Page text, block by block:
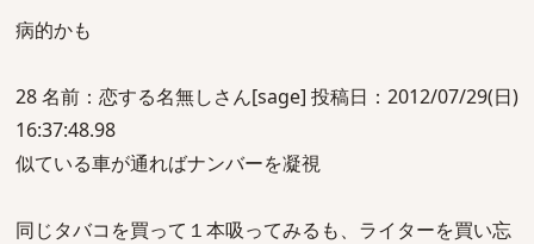
病的かも
28 名前：恋する名無しさん[sage] 投稿日：2012/07/29(日)
16:37:48.98
似ている車が通ればナンバーを凝視
同じタバコを買って１本吸ってみるも、ライターを買い忘